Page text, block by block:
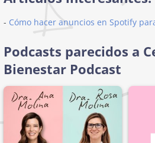
- Cómo hacer anuncios en Spotify
Podcasts parecidos a
Bienestar Podcast